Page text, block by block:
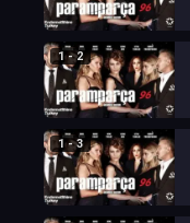
1 - 2
1 - 3